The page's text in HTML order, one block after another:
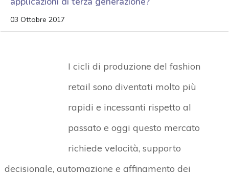
03 Ottobre 2017
I cicli di produzione del fashion
retail sono diventati molto più
rapidi e incessanti rispetto al
passato e oggi questo mercato
richiede velocità, supporto
decisionale, automazione e affinamento dei